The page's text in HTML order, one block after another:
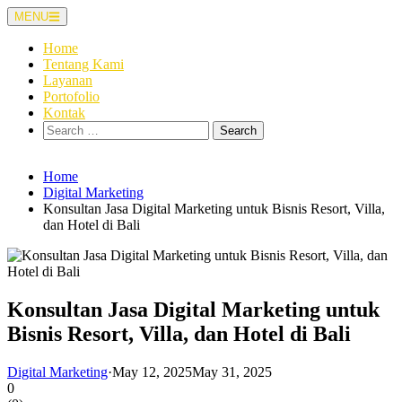
Skip
to
content
MENU
Home
Tentang Kami
Layanan
Portofolio
Kontak
Search
for:
Home
Digital Marketing
Konsultan Jasa Digital Marketing untuk Bisnis Resort, Villa,
dan Hotel di Bali
Konsultan Jasa Digital Marketing untuk
Bisnis Resort, Villa, dan Hotel di Bali
Digital Marketing·May 12, 2025May 31, 2025
0